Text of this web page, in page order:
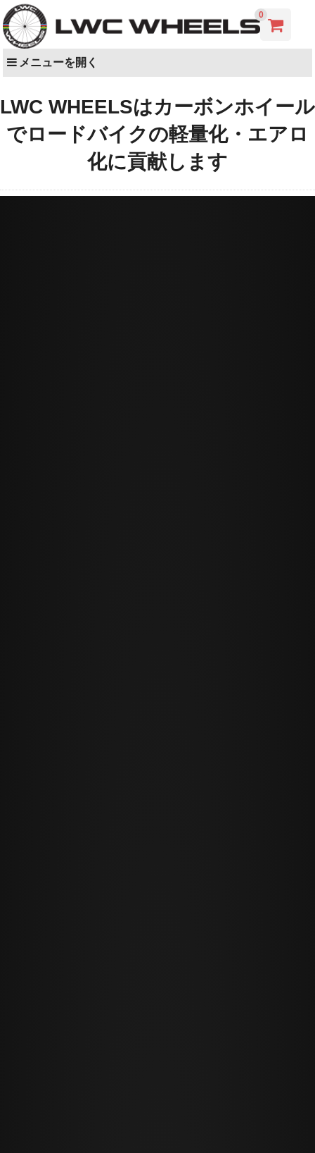
0
メニューを開く
LWC WHEELSはカーボンホイール
でロードバイクの軽量化・エアロ
化に貢献します